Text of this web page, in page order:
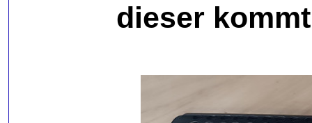
dieser